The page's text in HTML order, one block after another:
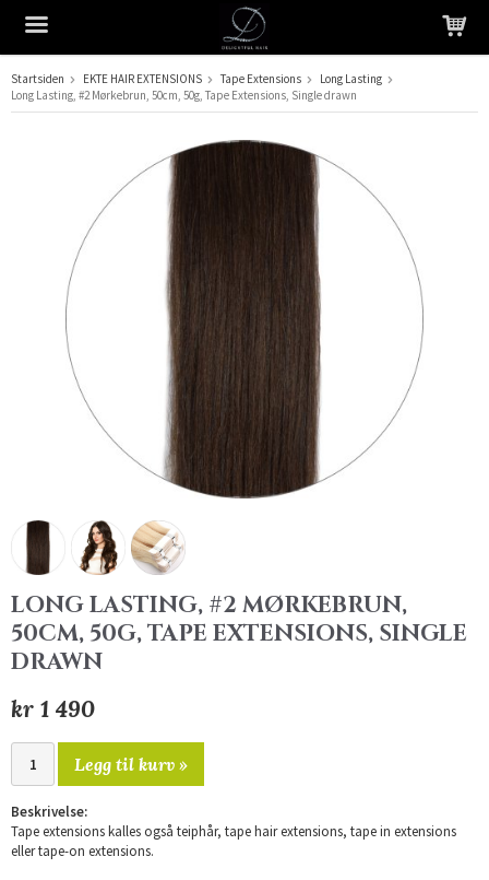
Produktet har blitt lagt til i handlekurven din
Startsiden EKTE HAIR EXTENSIONS Tape Extensions
Long Lasting
Long Lasting, #2 Mørkebrun, 50cm, 50g, Tape Extensions, Single drawn
LONG LASTING, #2 MØRKEBRUN,
50CM, 50G, TAPE EXTENSIONS, SINGLE
DRAWN
kr 1 490
Legg til kurv »
Beskrivelse:
Tape extensions kalles også teiphår, tape hair extensions, tape in extensions
eller tape-on extensions.